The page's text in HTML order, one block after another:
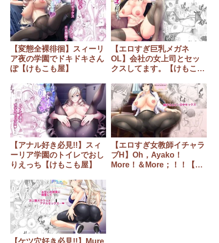
【変態全裸徘徊】スィーリ
ア夜の学園でドキドキさん
ぽ【けもこも屋】
【エロすぎ巨乳メガネ
OL】会社の女上司とセッ
クスしてます。【けもこも
【アナル好き必見!!】スィ
ーリア学園のトイレでおし
りえっち【けもこも屋】
【エロすぎ女教師イチャラ
ブH】Oh，Ayako！
More！＆More；！！【け